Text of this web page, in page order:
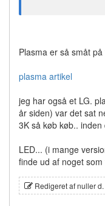
Plasma er så småt
plasma artikel
jeg har også et LG.
år siden) var det sat
3K så køb køb.. inden
LED... (i mange
finde ud af noget
Redigeret af nuller